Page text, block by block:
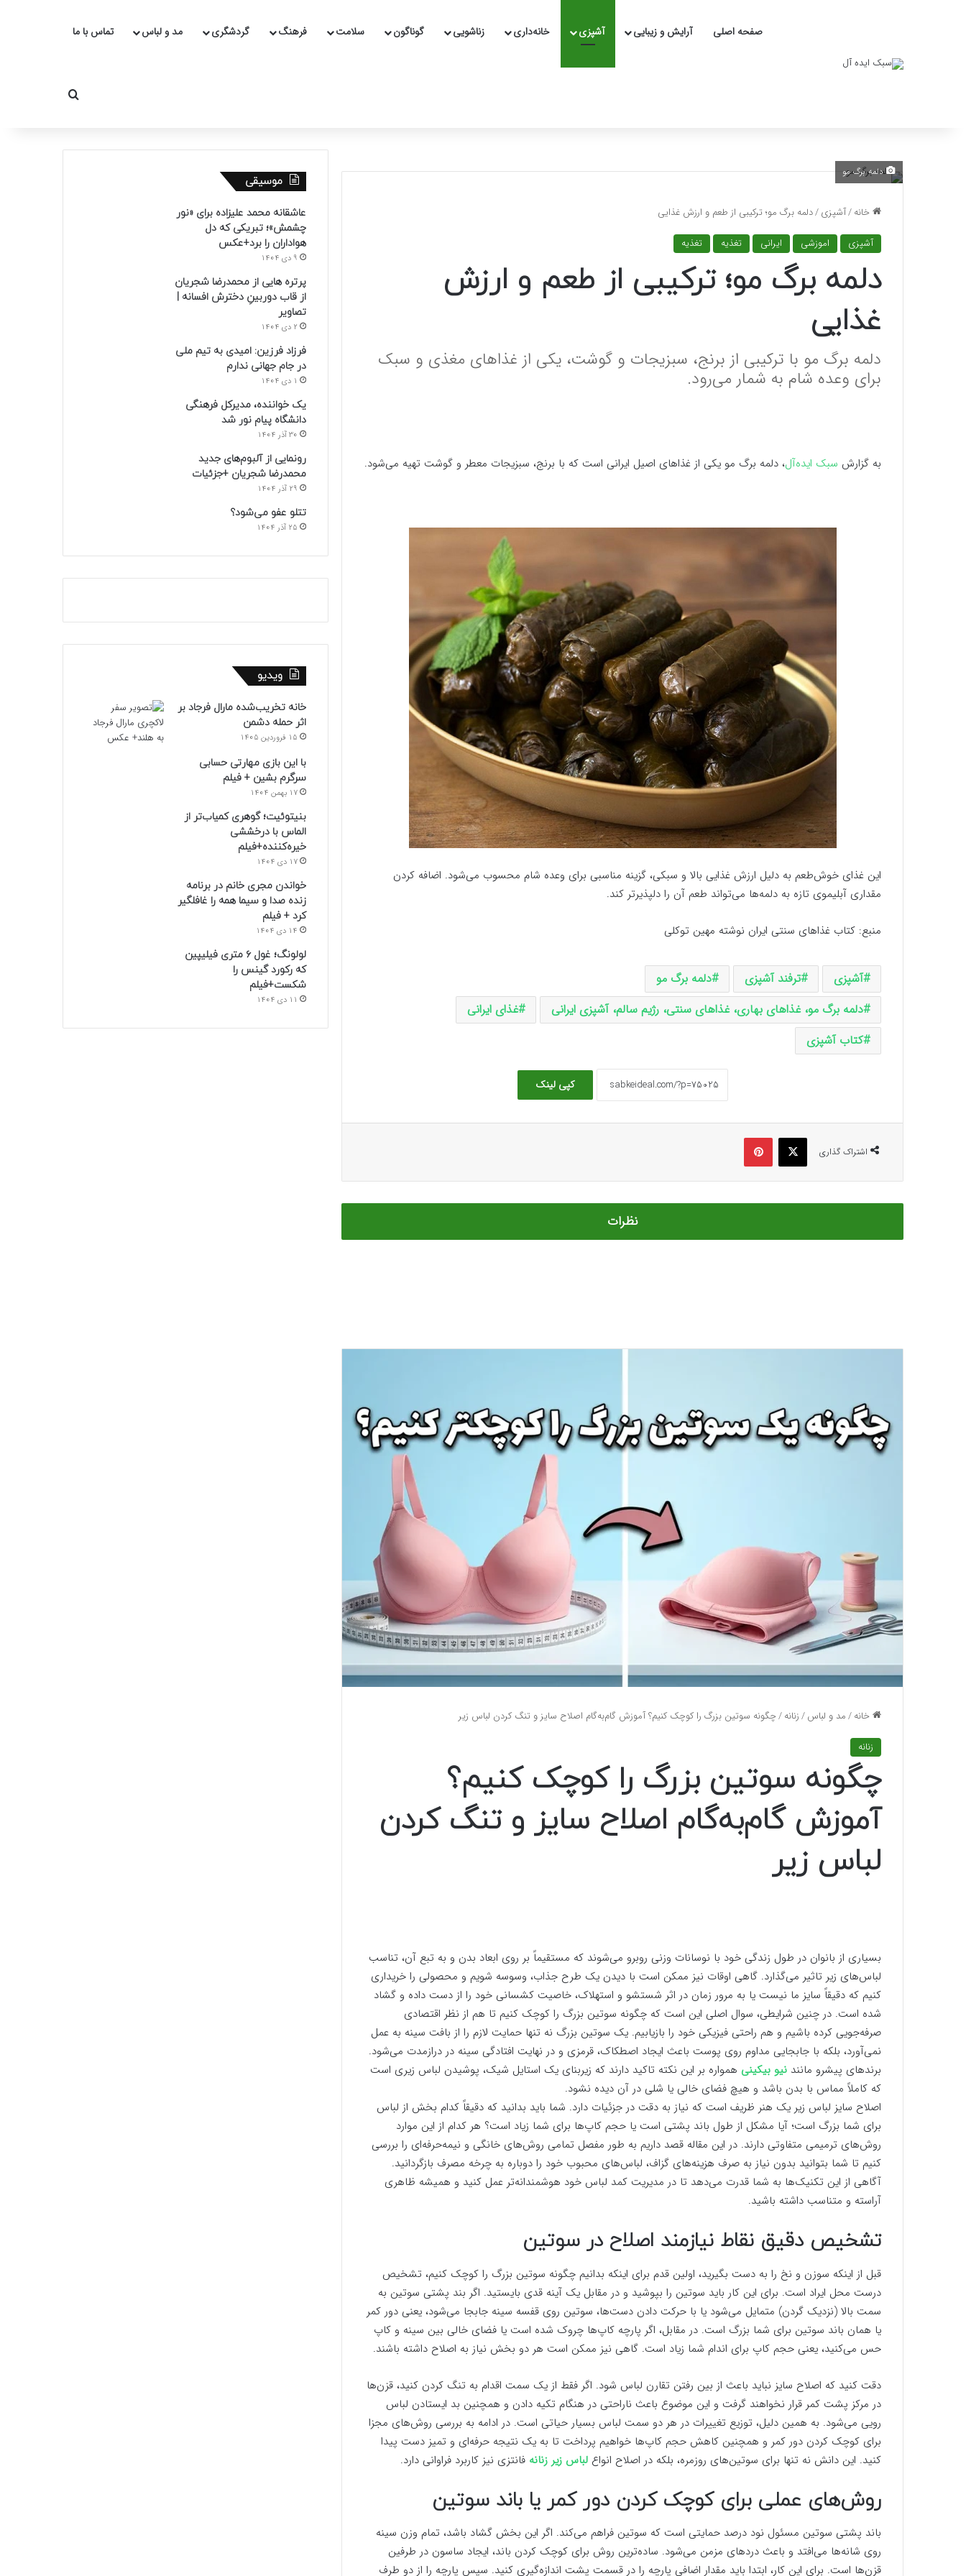
صفحه اصلی آرایش و زیبایی آشپزی خانه‌داری زناشویی گوناگون سلامت فرهنگ گردشگری مد و لباس تماس با ما
جستجو برای
دلمه برگ مو
خانه/آشپزی/دلمه برگ مو؛ ترکیبی از طعم و ارزش غذایی
آشپزی اموزشی ایرانی تغذیه تغذیه
دلمه برگ مو؛ ترکیبی از طعم و ارزش
غذایی
دلمه برگ مو با ترکیبی از برنج، سبزیجات و گوشت، یکی از غذاهای مغذی و سبک
برای وعده شام به شمار می‌رود.
به گزارش سبک ایده‌آل، دلمه برگ مو یکی از غذاهای اصیل ایرانی است که با برنج، سبزیجات معطر و گوشت تهیه می‌شود.
این غذای خوش‌طعم به دلیل ارزش غذایی بالا و سبکی، گزینه مناسبی برای وعده شام محسوب می‌شود. اضافه کردن
مقداری آبلیموی تازه به دلمه‌ها می‌تواند طعم آن را دلپذیرتر کند.
منبع: کتاب غذاهای سنتی ایران نوشته مهین توکلی
آشپزی ترفند آشپزی
دلمه برگ مو
دلمه برگ مو، غذاهای بهاری، غذاهای سنتی، رژیم سالم، آشپزی ایرانی
غذای ایرانی
کتاب آشپزی
کپی لینک
اشتراک گذاری
ایکس پینتریست
نظرات
موسیقی
عاشقانه محمد علیزاده برای «نور
چشمش»؛ تبریکی که دل
هواداران را برد+عکس
9 دی 1404
پرتره هایی از محمدرضا شجریان
از قاب دوربینِ دخترش افسانه |
تصاویر
2 دی 1404
فرزاد فرزین: امیدی به تیم ملی
در جام جهانی ندارم
1 دی 1404
یک خواننده، مدیرکل فرهنگی
دانشگاه پیام نور شد
30 آذر 1404
رونمایی از آلبوم‌های جدید
محمدرضا شجریان +جزئیات
29 آذر 1404
تتلو عفو می‌شود؟
25 آذر 1404
ویدیو
خانه تخریب‌شده مارال فرجاد بر
اثر حمله دشمن
15 فروردین 1405
با این بازی مهارتی حسابی
سرگرم بشین + فیلم
17 بهمن 1404
بنیتوئیت؛ گوهری کمیاب‌تر از
الماس با درخششی
خیره‌کننده+فیلم
17 دی 1404
خواندن مجری خانم در برنامه
زنده صدا و سیما همه را غافلگیر
کرد + فیلم
14 دی 1404
لولونگ؛ غول ۶ متری فیلیپین
که رکورد گینس را
شکست+فیلم
11 دی 1404